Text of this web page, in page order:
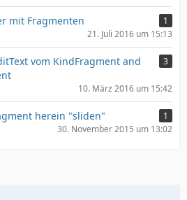
mit Fragmenten
1
21. Juli 2016 um 15:13
vom KindFragment and
3
10. März 2016 um 15:42
herein "sliden"
1
30. November 2015 um 13:02